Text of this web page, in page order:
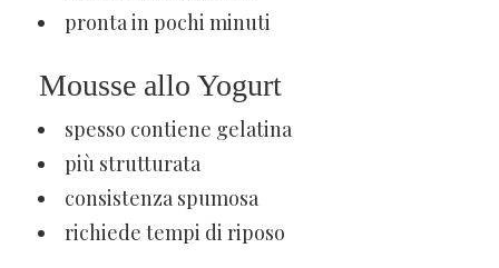
pronta in pochi minuti
Mousse allo Yogurt
spesso contiene gelatina
più strutturata
consistenza spumosa
richiede tempi di riposo